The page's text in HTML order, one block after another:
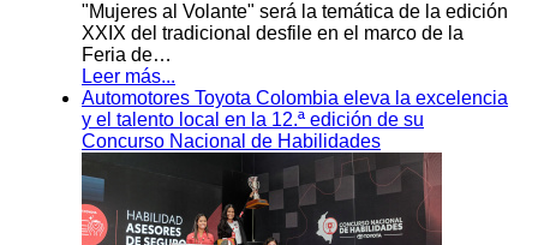
"Mujeres al Volante" será la temática de la edición
XXIX del tradicional desfile en el marco de la
Feria de…
Leer más...
Automotores Toyota Colombia eleva la excelencia
y el talento local en la 12.ª edición de su
Concurso Nacional de Habilidades